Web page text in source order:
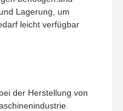
Lagerung, um
leicht verfügbar
der Herstellung von